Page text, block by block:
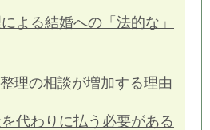
よる結婚への「法的な」
理の相談が増加する理由
代わりに払う必要がある